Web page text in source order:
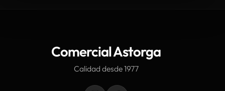
Comercial Astorga
Calidad desde 1977